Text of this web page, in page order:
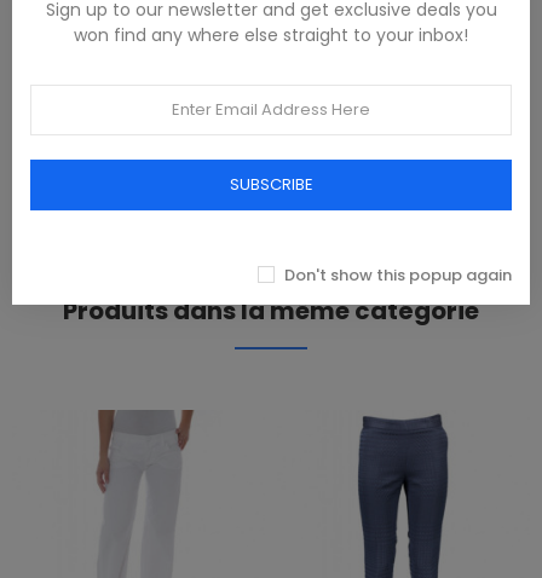
DESCRIPTION
100% Cotone
REVIEWS(0)
Produits dans la même catégorie
Sign up to our newsletter and get exclusive deals you
won find any where else straight to your inbox!
SUBSCRIBE
Don't show this popup again